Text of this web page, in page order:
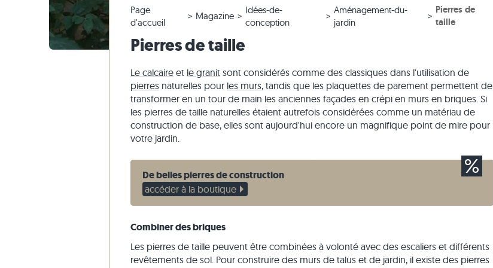
Carrelage en quartzite
Carrelage en marbre
Carrelage antique
Carrelage de mosaique
Carrelage blanc
Carrelage beige
Carrelage gris
Dalles en pierre calcaire
Dalles en marbre
Dalles en quartzite
Margelles de piscine
Dalles beiges
Dalles grises
Pavés en pierre calcaire
Pavés rectangulaires
Blocs marches en gneiss
Blocs marches en pierre calcaire
Murets en travertin
Parement
Modifier la commande & annuler
Envoi d'échantillon
Livraison & Transport
Aménagement du jardin
Styles d'habitat
Impressions des clients
Marbre
Grès
Travertin
Page
d'accueil
Magazine
Idées-de-
conception
Aménagement-du-
jardin
Pierres de
taille
Pierres de taille
Le calcaireet le granitsont considérés comme des classiques dans l'utilisation de
pierresnaturelles pour les murs, tandis que les plaquettes de parement permettent de
transformer en un tour de main les anciennes façades en crépi en murs en briques. Si
les pierres de taille naturelles étaient autrefois considérées comme un matériau de
construction de base, elles sont aujourd'hui encore un magnifique point de mire pour
votre jardin.
De belles pierres de construction
accéder à la boutique
Combiner des briques
Les pierres de taille peuvent être combinées à volonté avec des escaliers et différents
revêtements de sol. Pour construire des murs de talus et de jardin, il existe des pierres